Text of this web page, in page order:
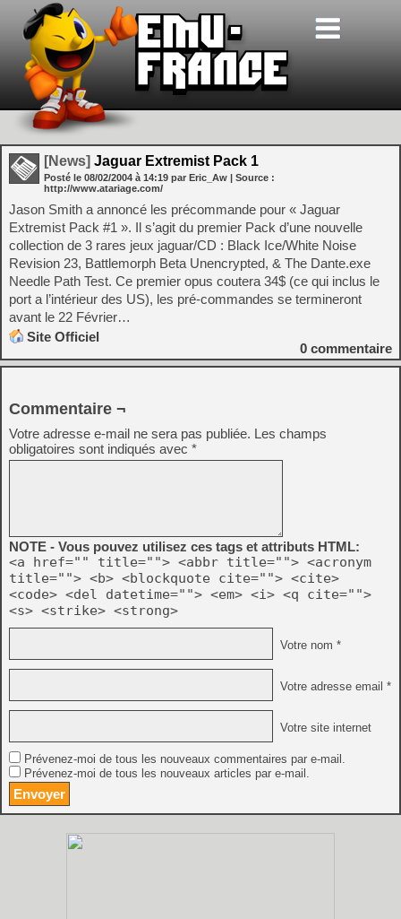
[News] Jaguar Extremist Pack 1
Posté le 08/02/2004 à 14:19 par Eric_Aw | Source :
http://www.atariage.com/
Jason Smith a annoncé les précommande pour « Jaguar
Extremist Pack #1 ». Il s’agit du premier Pack d’une nouvelle
collection de 3 rares jeux jaguar/CD : Black Ice/White Noise
Revision 23, Battlemorph Beta Unencrypted, & The Dante.exe
Needle Path Test. Ce premier opus coutera 34$ (ce qui inclus le
port a l’intérieur des US), les pré-commandes se termineront
avant le 22 Février…
Site Officiel
0 commentaire
Commentaire ¬
Votre adresse e-mail ne sera pas publiée. Les champs
obligatoires sont indiqués avec *
NOTE - Vous pouvez utilisez ces tags et attributs HTML:
<a href="" title=""> <abbr title=""> <acronym
title=""> <b> <blockquote cite=""> <cite>
<code> <del datetime=""> <em> <i> <q cite="">
<s> <strike> <strong>
Votre nom *
Votre adresse email *
Votre site internet
Prévenez-moi de tous les nouveaux commentaires par e-mail.
Prévenez-moi de tous les nouveaux articles par e-mail.